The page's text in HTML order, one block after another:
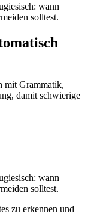
wann
solltest.
mit Grammatik,
damit schwierige
wann
solltest.
zu erkennen und